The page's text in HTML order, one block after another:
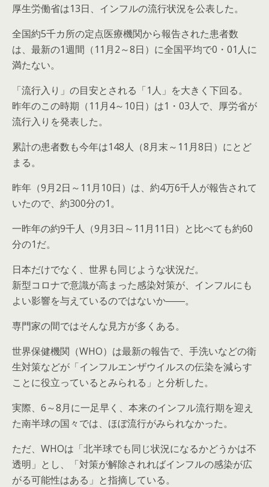
厚生労働省は13日、インフルの流行状況を公表した。
全国約5千カ所の定点医療機関から報告された患者数
は、最新の1週間（11月2～8日）に全国平均で0・01人に
満たない。
「流行入り」の目安とされる「1人」を大きく下回る。
昨年のこの時期（11月4～10日）は1・03人で、厚労省が
流行入りを発表した。
累計の患者数も今年は148人（8月末～11月8日）にとど
まる。
昨年（9月2日～11月10日）は、約4万6千人が報告されて
いたので、約300分の1。
一昨年の約9千人（9月3日～11月11日）と比べても約60
分の1だ。
日本だけでなく、世界も同じような状況だ。
新型コロナで意識が高まった感染対策が、インフルにも
よい影響を与えているのではないか――。
専門家の間ではそんな見方が多くある。
世界保健機関（WHO）は最新の報告で、手洗いなどの衛
生対策などが「インフルエンザウイルスの伝染を減らす
ことに役立っているとみられる」と分析した。
実際、6～8月に一足早く、本来のインフル流行期を迎え
た南半球の国々では、ほぼ流行がみられなかった。
ただ、WHOは「北半球でも同じ状況になるかどうかは不
透明」とし、「対策が解除されればインフルの感染が広
がる可能性はある」と指摘している。